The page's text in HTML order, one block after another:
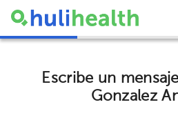
Escribe un
Gonzalez